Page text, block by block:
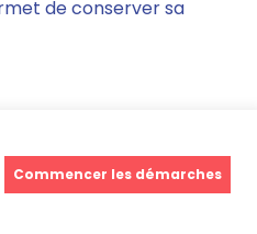
de conserver sa
Commencer les démarches